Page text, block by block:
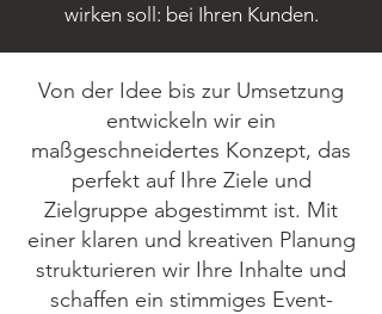
wirken soll: bei Ihren Kunden.
Von der Idee bis zur Umsetzung
entwickeln wir ein
maßgeschneidertes Konzept, das
perfekt auf Ihre Ziele und
Zielgruppe abgestimmt ist. Mit
einer klaren und kreativen Planung
strukturieren wir Ihre Inhalte und
schaffen ein stimmiges Event-